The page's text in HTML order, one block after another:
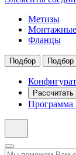
Метизы
Фланцы
Подбор Подбор
Программа